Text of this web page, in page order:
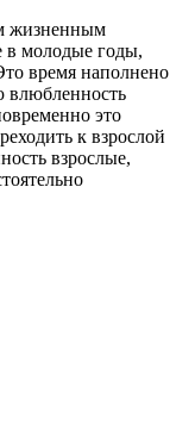
жизненным
в молодые годы,
время наполнено
влюбленность
это
к взрослой
взрослые,